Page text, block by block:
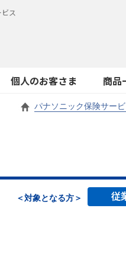
ス
個人のお客さま 商品
パナソニック保険サービ
＜対象となる方＞ 従